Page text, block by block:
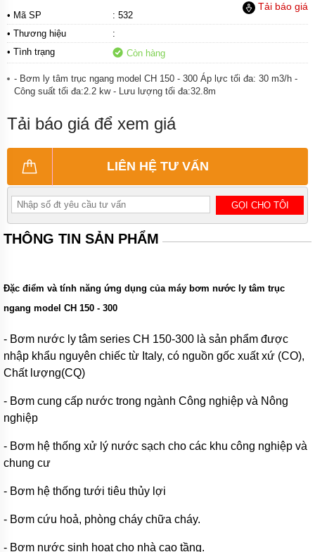
Bơm
hoá
chất
mini
Kiểu
dáng
bơm
chất
Tên
thường
gọi
loại
bơm
hóa
chất
bơm
chất
Thương
hiệu
bơm
hóa
chất
Bơm
bánh
bơm
răng
khớp
trong
Tải báo giá
• Mã SP
: 532
• Thương hiệu
:
• Tình trạng
Còn hàng
- Bơm ly tâm trục ngang model CH 150 - 300 Áp lực tối đa: 30 m3/h -
Công suất tối đa:2.2 kw - Lưu lượng tối đa:32.8m
Tải báo giá để xem giá
LIÊN HỆ TƯ VẤN
GỌI CHO TÔI
THÔNG TIN SẢN PHẨM
Đặc điểm và tính năng ứng dụng của máy bơm nước ly tâm trục
ngang model CH 150 - 300
- Bơm nước ly tâm series CH 150-300 là sản phẩm được
nhập khẩu nguyên chiếc từ Italy, có nguồn gốc xuất xứ (CO),
Chất lượng(CQ)
- Bơm cung cấp nước trong ngành Công nghiệp và Nông
nghiệp
- Bơm hệ thống xử lý nước sạch cho các khu công nghiệp và
chung cư
- Bơm hệ thống tưới tiêu thủy lợi
- Bơm cứu hoả, phòng cháy chữa cháy.
- Bơm nước sinh hoạt cho nhà cao tầng.